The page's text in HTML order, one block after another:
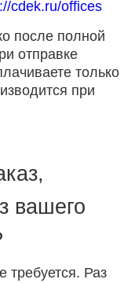
cdek.ru/offices
после полной
отправке
только
при
вашего
требуется. Раз